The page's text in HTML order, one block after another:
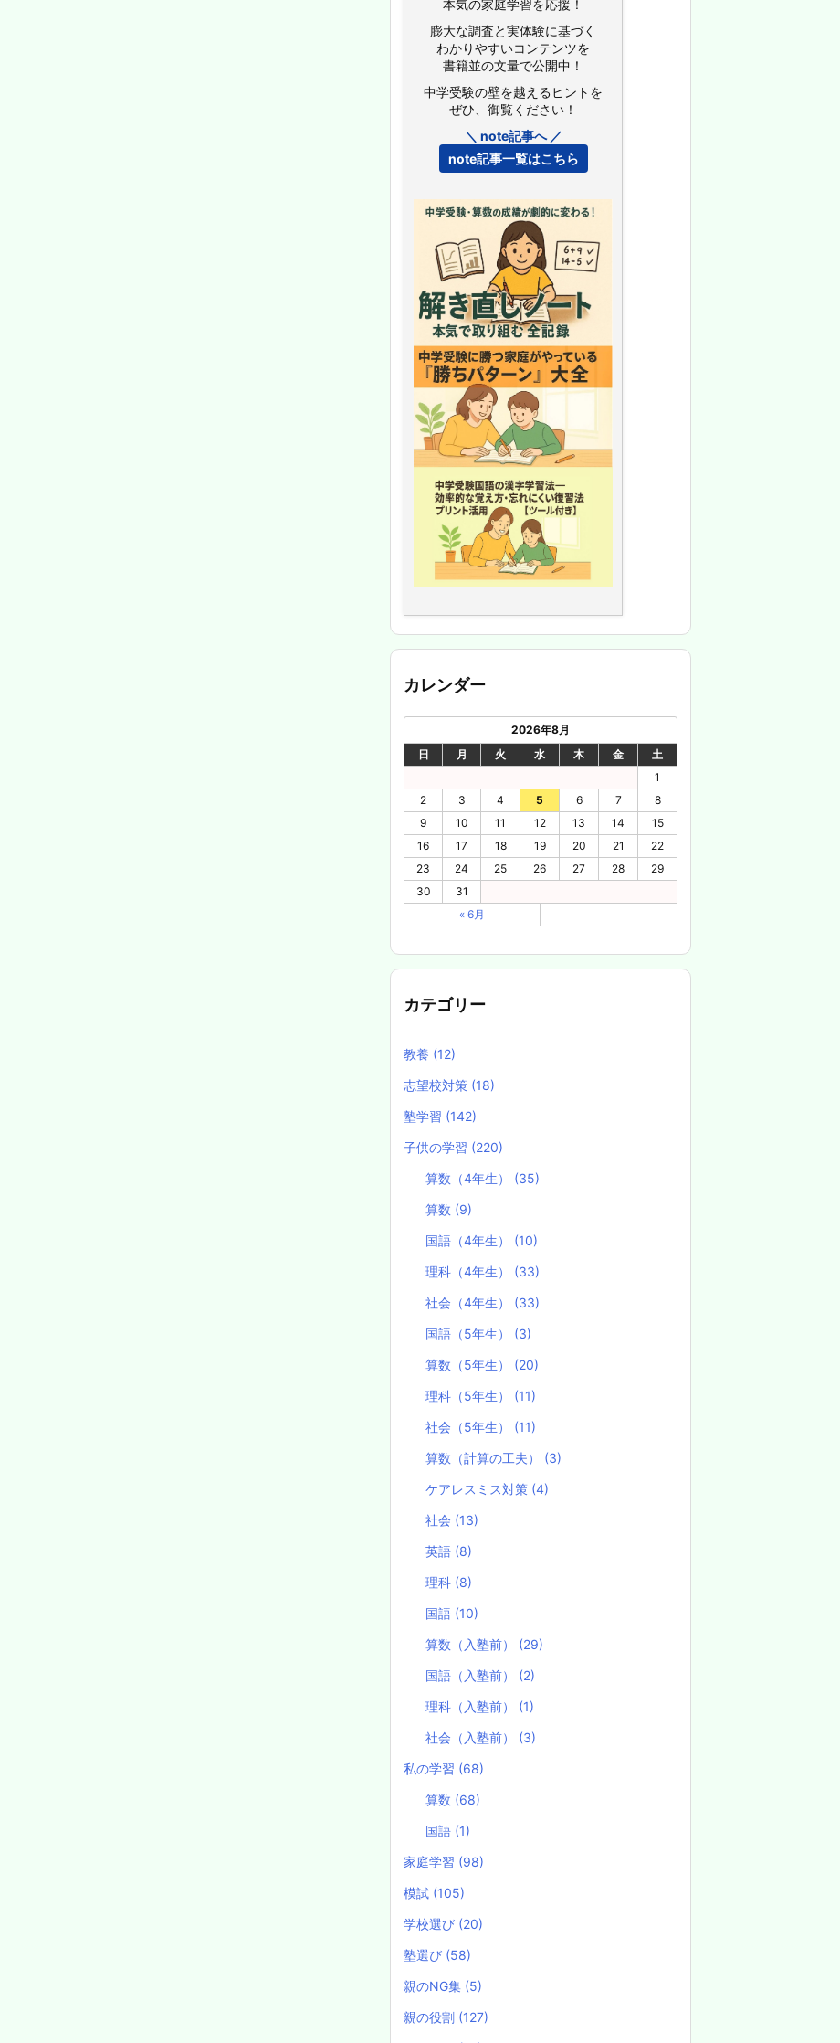
本気の家庭学習を応援！
膨大な調査と実体験に基づく
わかりやすいコンテンツを
書籍並の文量で公開中！
中学受験の壁を越えるヒントを
ぜひ、御覧ください！
＼ note記事へ ／
note記事一覧はこちら
カレンダー
2026年8月
日
月 火 水 木 金
土
1
2
3 4 5 6 7
8
9
10 11 12 13 14
15
16
17 18 19 20 21
22
23
24 25 26 27 28
29
30
31
« 6月
カテゴリー
教養 (12)
志望校対策 (18)
塾学習 (142)
子供の学習 (220)
算数（4年生） (35)
算数 (9)
国語（4年生） (10)
理科（4年生） (33)
社会（4年生） (33)
国語（5年生） (3)
算数（5年生） (20)
理科（5年生） (11)
社会（5年生） (11)
算数（計算の工夫） (3)
ケアレスミス対策 (4)
社会 (13)
英語 (8)
理科 (8)
国語 (10)
算数（入塾前） (29)
国語（入塾前） (2)
理科（入塾前） (1)
社会（入塾前） (3)
私の学習 (68)
算数 (68)
国語 (1)
家庭学習 (98)
模試 (105)
学校選び (20)
塾選び (58)
親のNG集 (5)
親の役割 (127)